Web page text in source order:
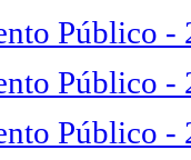
Público -
Público -
Público -